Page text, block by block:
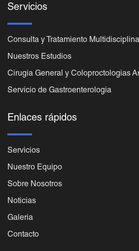
Servicios
Consulta y Tratamiento
Nuestros Estudios
Cirugia General y Coloproctologias
Servicio de Gastroenterologia
Enlaces rápidos
Servicios
Nuestro Equipo
Sobre Nosotros
Noticias
Galeria
Contacto